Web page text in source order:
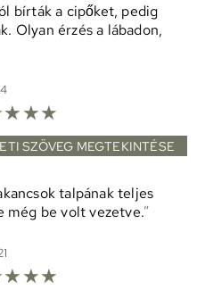
bírták a cipőket, pedig
Olyan érzés a lábadon,
☆☆☆
SZÖVEG MEGTEKINTÉSE
talpának teljes
még be volt vezetve.
☆☆☆